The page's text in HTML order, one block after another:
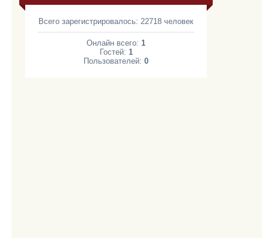
Всего зарегистрировалось: 22718 человек
Онлайн всего:1
Гостей: 1
Пользователей:0